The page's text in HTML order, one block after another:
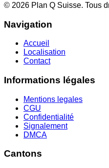
© 2026 Plan Q Suisse. Tous
Navigation
Accueil
Localisation
Contact
Informations légales
Mentions legales
CGU
Confidentialité
Signalement
DMCA
Cantons